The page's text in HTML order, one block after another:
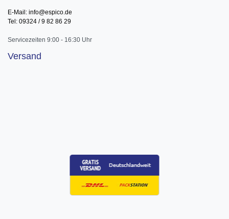
E-Mail: info@espico.de
Tel: 09324 / 9 82 86 29
Servicezeiten 9:00 - 16:30 Uhr
Versand